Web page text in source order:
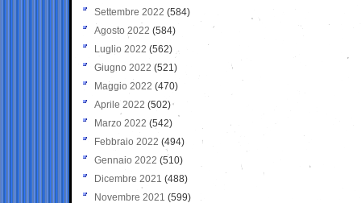
Settembre 2022 (584)
Agosto 2022 (584)
Luglio 2022 (562)
Giugno 2022 (521)
Maggio 2022 (470)
Aprile 2022 (502)
Marzo 2022 (542)
Febbraio 2022 (494)
Gennaio 2022 (510)
Dicembre 2021 (488)
Novembre 2021 (599)